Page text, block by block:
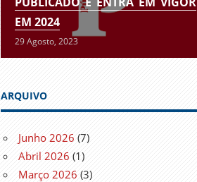
EM 2024
29 Agosto, 2023
ARQUIVO
Junho 2026 (7)
Abril 2026 (1)
Março 2026 (3)